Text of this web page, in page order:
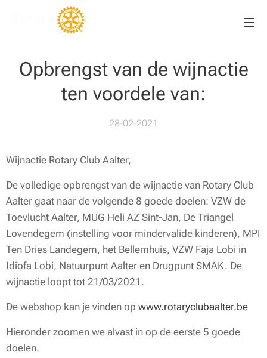
Opbrengst van de wijnactie
ten voordele van:
28-02-2021
Wijnactie Rotary Club Aalter,
De volledige opbrengst van de wijnactie van Rotary Club
Aalter gaat naar de volgende 8 goede doelen: VZW de
Toevlucht Aalter, MUG Heli AZ Sint-Jan, De Triangel
Lovendegem (instelling voor mindervalide kinderen), MPI
Ten Dries Landegem, het Bellemhuis, VZW Faja Lobi in
Idiofa Lobi, Natuurpunt Aalter en Drugpunt SMAK. De
wijnactie loopt tot 21/03/2021.
De webshop kan je vinden op www.rotaryclubaalter.be
Hieronder zoomen we alvast in op de eerste 5 goede
doelen.